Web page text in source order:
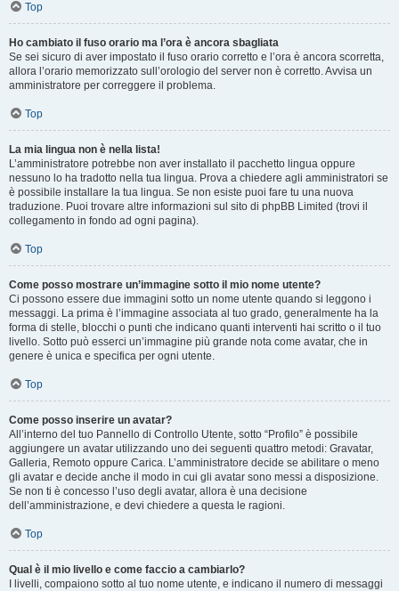
Top
Ho cambiato il fuso orario ma l’ora è ancora sbagliata
Se sei sicuro di aver impostato il fuso orario corretto e l’ora è ancora scorretta,
allora l’orario memorizzato sull’orologio del server non è corretto. Avvisa un
amministratore per correggere il problema.
Top
La mia lingua non è nella lista!
L’amministratore potrebbe non aver installato il pacchetto lingua oppure
nessuno lo ha tradotto nella tua lingua. Prova a chiedere agli amministratori se
è possibile installare la tua lingua. Se non esiste puoi fare tu una nuova
traduzione. Puoi trovare altre informazioni sul sito di phpBB Limited (trovi il
collegamento in fondo ad ogni pagina).
Top
Come posso mostrare un’immagine sotto il mio nome utente?
Ci possono essere due immagini sotto un nome utente quando si leggono i
messaggi. La prima è l’immagine associata al tuo grado, generalmente ha la
forma di stelle, blocchi o punti che indicano quanti interventi hai scritto o il tuo
livello. Sotto può esserci un’immagine più grande nota come avatar, che in
genere è unica e specifica per ogni utente.
Top
Come posso inserire un avatar?
All’interno del tuo Pannello di Controllo Utente, sotto “Profilo” è possibile
aggiungere un avatar utilizzando uno dei seguenti quattro metodi: Gravatar,
Galleria, Remoto oppure Carica. L’amministratore decide se abilitare o meno
gli avatar e decide anche il modo in cui gli avatar sono messi a disposizione.
Se non ti è concesso l’uso degli avatar, allora è una decisione
dell’amministrazione, e devi chiedere a questa le ragioni.
Top
Qual è il mio livello e come faccio a cambiarlo?
I livelli, compaiono sotto al tuo nome utente, e indicano il numero di messaggi